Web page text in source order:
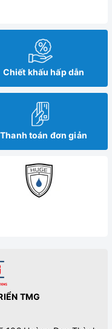
Chiết khấu hấp dẫn
Thanh toán đơn giản
TMG